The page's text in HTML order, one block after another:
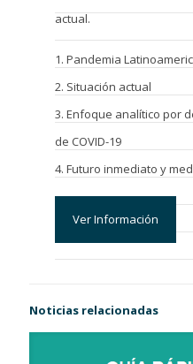
actual.
1. Pandemia
2. Situación actual
3. Enfoque analítico por
de COVID-19
4. Futuro inmediato y
Ver Información
Noticias relacionadas